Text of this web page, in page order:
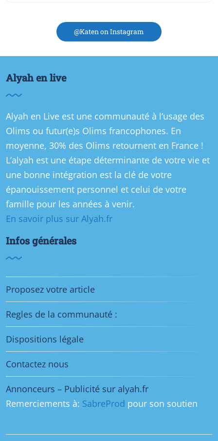
@Katen on Instagram
Alyah en live
Alyah en Live est une communauté à l’usage des
Olims ou futur(e)s Olims francophones. En
moyenne, 30% des Olims retournent en France !
L’alyah est une étape déterminante de votre vie et
une bonne intégration est la clé de votre
épanouissement personnel et celui de votre
famille pour les années à venir.
En savoir plus sur Alyah.fr
Infos générales
Proposez votre article
Regles de la communauté :
Dispositions légale
Contactez nous
Annonceurs – Publicité sur alyah.fr
Remerciements à: SabreProd pour son soutien